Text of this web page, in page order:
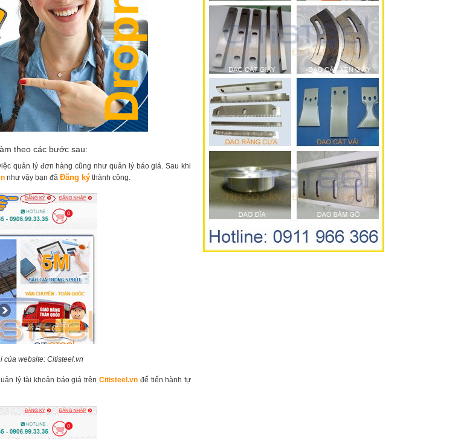
theo các bước sau:
quản lý đơn hàng cũng như quản lý báo giá. Sau khi
như vậy bạn đã Đăng ký thành công.
của website: Citisteel.vn
lý tài khoản báo giá trên Citisteel.vn để tiến hành tự